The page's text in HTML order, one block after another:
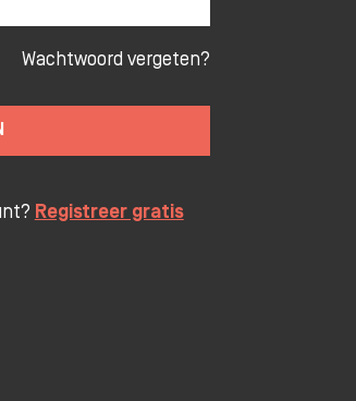
Wachtwoord vergeten?
Registreer gratis